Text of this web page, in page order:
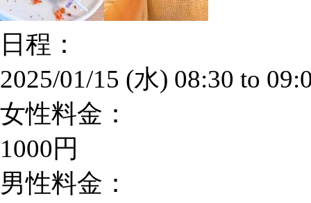
日程：
2025/01/15 (水) 08:30 to
女性料金：
1000円
男性料金：